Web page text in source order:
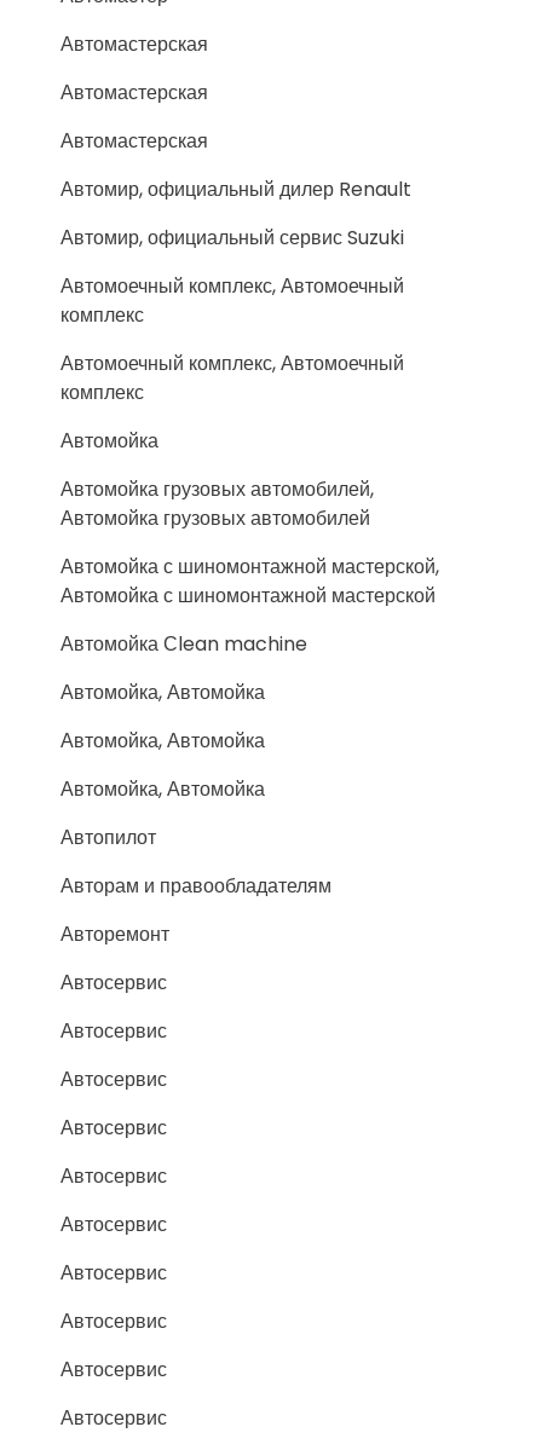
Автомастерская
Автомастерская
Автомастерская
Автомир, официальный дилер Renault
Автомир, официальный сервис Suzuki
Автомоечный комплекс, Автомоечный
комплекс
Автомоечный комплекс, Автомоечный
комплекс
Автомойка
Автомойка грузовых автомобилей,
Автомойка грузовых автомобилей
Автомойка с шиномонтажной мастерской,
Автомойка с шиномонтажной мастерской
Автомойка Сlean machine
Автомойка, Автомойка
Автомойка, Автомойка
Автомойка, Автомойка
Автопилот
Авторам и правообладателям
Авторемонт
Автосервис
Автосервис
Автосервис
Автосервис
Автосервис
Автосервис
Автосервис
Автосервис
Автосервис
Автосервис